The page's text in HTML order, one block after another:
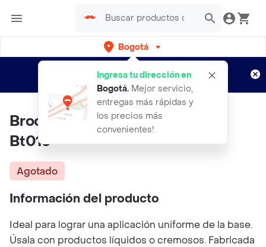
Bogotá
Ingresa tu dirección en
Bogotá. Mejor servicio,
entregas más rápidas y
los precios más
convenientes!
envíos gratis por semanas
Aplican TyC
Brocha Base Mini TRENDY Ref
Bt013
Agotado
Información del producto
Ideal para lograr una aplicación uniforme de la base.
Úsala con productos líquidos o cremosos. Fabricada